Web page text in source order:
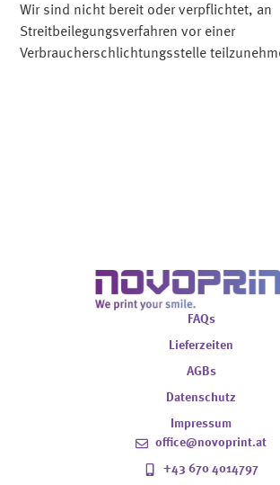
Wir sind nicht bereit oder verpflichtet, an
Streitbeilegungsverfahren vor einer
Verbraucherschlichtungsstelle
FAQs
Lieferzeiten
AGBs
Datenschutz
Impressum
office@novoprint.at
+43 670 4014797